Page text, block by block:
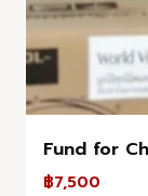
Fund for
฿7,500